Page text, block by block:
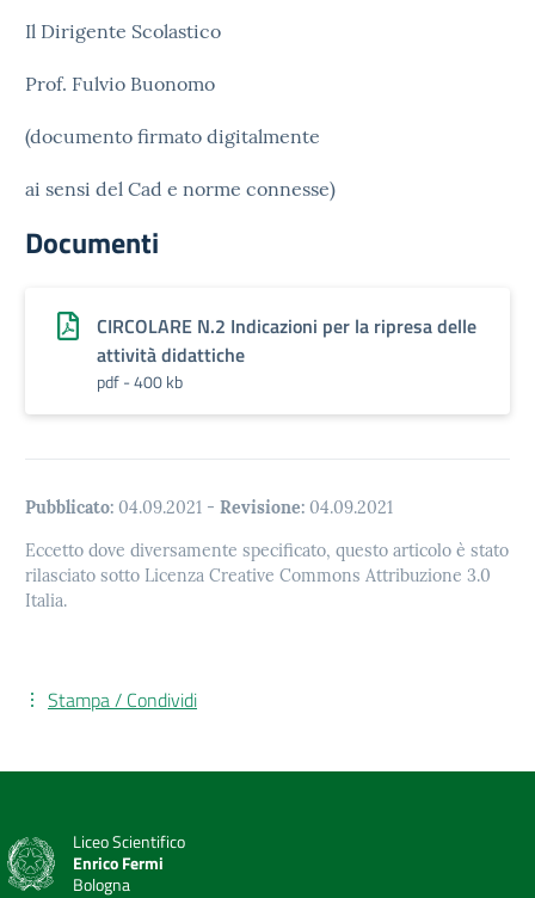
Il Dirigente Scolastico
Prof. Fulvio Buonomo
(documento firmato digitalmente
ai sensi del Cad e norme connesse)
Documenti
CIRCOLARE N.2 Indicazioni per la ripresa delle
attività didattiche
pdf - 400 kb
Pubblicato: 04.09.2021 - Revisione: 04.09.2021
Eccetto dove diversamente specificato, questo articolo è stato
rilasciato sotto Licenza Creative Commons Attribuzione 3.0
Italia.
Stampa / Condividi
Liceo Scientifico
Enrico Fermi
Bologna